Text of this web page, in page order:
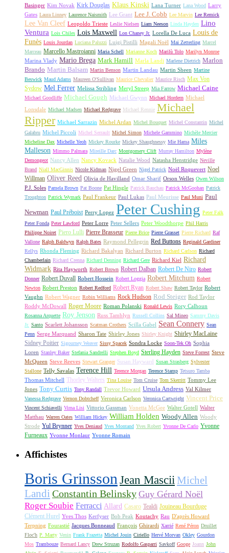
Basinger Kim Novak Kirk Douglas Klaus Kinski Lana Turner Lana Wood Larry
Gates Laura Linney Laurence Naismith Lee Grant Lee J. Cobb Lee Marvin Lee Remick
Lee Van Cleef Leopoldo Trieste Leslie Nielsen Liam Neeson Linda Hayden Lino
Ventura Lois Chiles Lois Maxwell Lon Chaney Jr. Lorella De Luca Louis de
Funès Louis Jourdan Luciana Paluzzi Luigi Pistilli Magali Noël Mai Zetterling Marcel
Marceau Marcello Mastroianni Maria Schell Marianne Koch Marilù Tolo Marilyn Monroe
Marina Vlady Mario Brega Mark Hamill Marla Landi Marlene Dietrich Marlon
Brando Martin Balsam Martin Benson Martin Landau Martin Sheen Martine
Beswick Maud Adams Maureen O'Sullivan Maurice Chevalier Maurice Risch Max Von
Sydow Mel Ferrer Melissa Stribling Meryl Streep Mia Farrow Michael Caine
Michael Goodliffe Michael Gough Michael Gwynn Michael Hordern Michael
Lonsdale Michael Madsen Michael Redgrave Michael Rennie Michael
Ripper Michael Sarrazin Michel Ardan Michel Bouquet Michel Constantin Michel
Galabru Michel Piccoli Michel Serrault Michel Simon Michele Gammino Michèle Mercier
Micheline Dax Michelle Yeoh Mickey Rourke Mickey Shaughnessy Mie Hama Miles
Malleson Mimmo Palmara Mireille Darc Montgomery Clift Murray Hamilton Mylène
Demongeot Nancy Allen Nancy Kovack Natalie Wood Natasha Henstridge Neville
Brand Niall MacGinnis Nicole Kidman Nigel Green Nigel Patrick Noël Roquevert Noel
Willman Oliver Reed Olivia de Havilland Omar Sharif Orson Welles Owen Wilson
P.J. Soles Pamela Brown Pat Boone Pat Hingle Patrick Bauchau Patrick McGoohan Patrick
Troughton Patrick Wymark Paul Frankeur Paul Lukas Paul Meurisse Paul Muni Paul
Newman Paul Préboist Perry Lopez Peter Cushing Peter Falk
Peter Fonda Peter Lawford Peter Lorre Peter Sellers Peter Woodthorpe Phil Harris
Philippe Noiret Piero Lulli Pierre Brasseur Pierre Brice Pierre Grasset Pierre Richard Raf
Vallone Ralph Baldwyn Ralph Bates Raymond Pellegrin Red Buttons Reginald Gardiner
Rellys Rhonda Fleming Richard Bakalyan Richard Burton Richard Carlson Richard
Chamberlain Richard Crenna Richard Denning Richard Gere Richard Kiel Richard
Widmark Rita Hayworth Robert Brown Robert Dalban Robert De Niro Robert
Donner Robert Duvall Robert Hossein Robert Loggia Robert Mitchum Robert
Newton Robert Preston Robert Redford Robert Ryan Robert Shaw Robert Taylor Robert
Vaughn Robert Wagner Robin Williams Rock Hudson Rod Steiger Rod Taylor
Roddy McDowall Roger Moore Roman Polanski Ronald Lewis Rory Calhoun
Rosanna Arquette Roy Jenson Russ Tamblyn Russell Collins Sal Mineo Sammy Davis
Jr. Santo Scarlett Johansson Scatman Crothers Scilla Gabel Sean Connery Sean
Penn Serge Marquand Sharon Tate Shirley Jones Shirley Knight Shirley MacLaine
Sidney Poitier Sigourney Weaver Sissy Spacek Sondra Locke Soon-Tek Oh Sophia
Loren Stanley Baker Stefania Sandrelli Stephen Boyd Sterling Hayden Steve Forrest Steve
McQueen Steve Reeves Stewart Granger Susan Hayward Susan Strasberg Sylvester
Stallone Telly Savalas Terence Hill Terence Morgan Terence Stamp Tetsuro Tamba
Thomas Mitchell Thorley Walters Tina Louise Tom Cruise Tom Skerritt Tommy Lee
Jones Tony Curtis Tony Randall Trevor Howard Ursula Andress Val Kilmer
Vanessa Redgrave Vernon Dobtcheff Veronica Carlson Veronica Cartwright Vincent Price
Vincent Schiavelli Virna Lisi Vittorio Gassman Vonetta McGee Walter Gotell Walter
Matthau Warren Oates William Hickey William Holden Woody Allen Woody
Strode Yul Brynner Yves Deniaud Yves Montand Yves Robert Yvonne De Carlo Yvonne
Furneaux Yvonne Monlaur Yvonne Romain
Affichistes
Boris Grinsson Jean Mascii Michel
Landi Constantin Belinsky Guy Gérard Noël
Roger Soubie Ferracci Allard Casaro Tealdi Jouineau Bourduge
Clément Hurel Yves Thos Kerfyser Bob Peak Koutachy Rau D'après Howard
Terpning Fourastié Jacques Bonneaud François Ghirardi Xarrié René Péron Druillet
Floc'h P. Marty Venin Frank Frazetta Michel Jouin Ciriello Hervé Morvan Okley Gourdon
Mos Trambouze Bernard Lancy Drew Struzan Rodolfo Gasparri Savkoff Googe Joann John